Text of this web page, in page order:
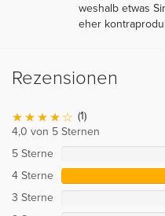
weshalb etwas
eher
Rezensionen
(1)
4,0 von 5 Sternen
5 Sterne
4 Sterne
3 Sterne